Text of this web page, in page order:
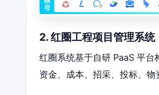
2. 红圈工程项目管理系统
红圈系统基于自研 PaaS 平台
资金、成本、招采、投标、物